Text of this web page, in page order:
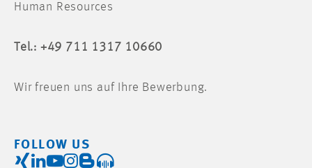
Human Resources
Tel.: +49 711 1317 10660
Wir freuen uns auf Ihre Bewerbung.
FOLLOW US